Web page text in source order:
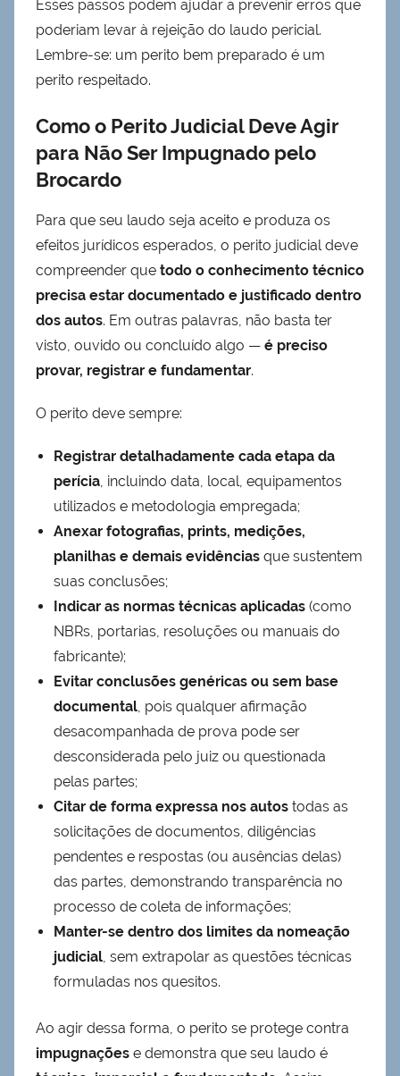
Esses passos podem ajudar a prevenir erros que
poderiam levar à rejeição do laudo pericial.
Lembre-se: um perito bem preparado é um
perito respeitado.
Como o Perito Judicial Deve Agir
para Não Ser Impugnado pelo
Brocardo
Para que seu laudo seja aceito e produza os
efeitos jurídicos esperados, o perito judicial deve
compreender que todo o conhecimento técnico
precisa estar documentado e justificado dentro
dos autos. Em outras palavras, não basta ter
visto, ouvido ou concluído algo — é preciso
provar, registrar e fundamentar.
O perito deve sempre:
Registrar detalhadamente cada etapa da
perícia, incluindo data, local, equipamentos
utilizados e metodologia empregada;
Anexar fotografias, prints, medições,
planilhas e demais evidências que sustentem
suas conclusões;
Indicar as normas técnicas aplicadas (como
NBRs, portarias, resoluções ou manuais do
fabricante);
Evitar conclusões genéricas ou sem base
documental, pois qualquer afirmação
desacompanhada de prova pode ser
desconsiderada pelo juiz ou questionada
pelas partes;
Citar de forma expressa nos autos todas as
solicitações de documentos, diligências
pendentes e respostas (ou ausências delas)
das partes, demonstrando transparência no
processo de coleta de informações;
Manter-se dentro dos limites da nomeação
judicial, sem extrapolar as questões técnicas
formuladas nos quesitos.
Ao agir dessa forma, o perito se protege contra
impugnações e demonstra que seu laudo é